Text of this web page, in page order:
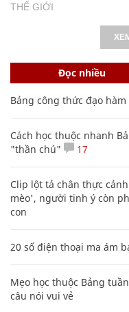
THẾ GIỚI
Đọc nhiều
Bảng công thức đạo
Cách học thuộc nhanh
"thần chú"
17
Clip lột tả chân thực
mèo', người tinh ý còn
con
20 số điện thoại ma ám
Mẹo học thuộc Bảng
câu nói vui vẻ